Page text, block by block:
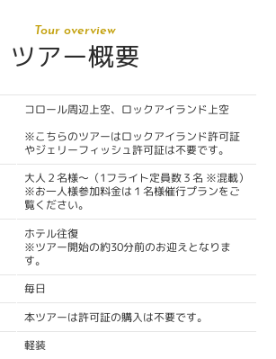
Tour overview
ツアー概要
コロール周辺上空、ロックアイランド上空
※こちらのツアーはロックアイランド許可証
やジェリーフィッシュ許可証は不要です。
大人２名様～（1フライト定員数３名 ※混載）
※お一人様参加料金は１名様催行プランをご
覧ください。
ホテル往復
※ツアー開始の約30分前のお迎えとなりま
す。
毎日
本ツアーは許可証の購入は不要です。
軽装